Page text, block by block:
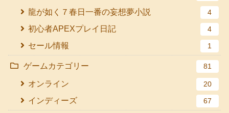
龍が如く７春日一番の妄想夢小説 4
初心者APEXプレイ日記 4
セール情報 1
ゲームカテゴリー 81
オンライン 20
インディーズ 67